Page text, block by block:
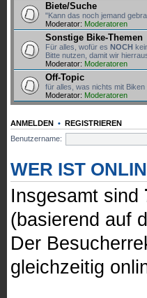
Biete/Suche
"Kann das noch jemand
Moderator: Moderatoren
Sonstige Bike-Themen
Für alles, wofür es NOCH
Bitte nutzen, damit wir
Moderator: Moderatoren
Off-Topic
für alles, was nichts mit Biken
Moderator: Moderatoren
ANMELDEN •
REGISTRIEREN
Benutzername:
WER IST
Insgesamt sind
(basierend auf
Der
gleichzeitig